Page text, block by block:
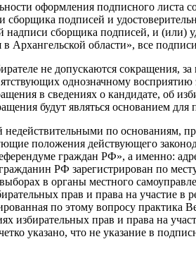
оформления подписного
сборщика подписей и
сборщика подписей, и (или)
Архангельской области», все
не допускаются
однозначному
в сведениях о кандидате, об
будут являться основанием
по основаниям,
положения действующего
граждан РФ», а именно:
РФ зарегистрирован по
в органы местного
прав и права на участие
по этому вопросу практика
избирательных прав и права на
указано, что не указание в